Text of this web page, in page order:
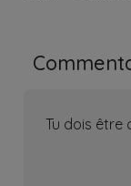
Tu dois être